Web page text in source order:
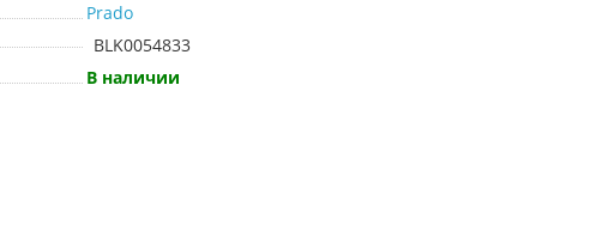
Prado
BLK0054833
В наличии